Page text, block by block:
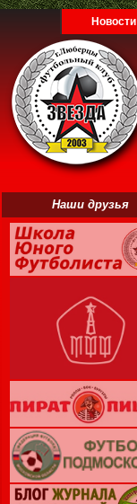
Новости
Наши друзья